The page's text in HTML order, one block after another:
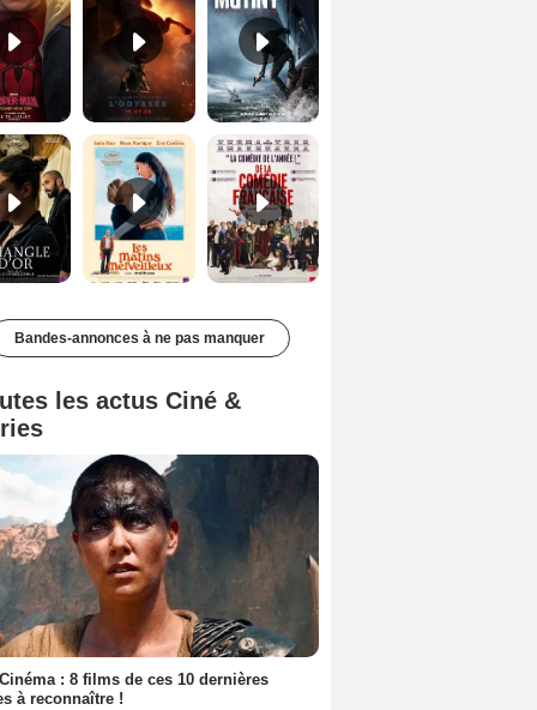
Mejía
1 film
Mean Gene Kelton
Les Matins merveilleux Bande-annonce VF De la Comédie-Française Teaser VF
Bandes-annonces à ne pas manquer
les actus Ciné &
: 8 films de ces 10 dernières
à reconnaître !